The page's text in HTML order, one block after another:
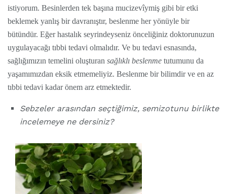
istiyorum. Besinlerden tek başına mucizevîymiş gibi bir etki
beklemek yanlış bir davranıştır, beslenme her yönüyle bir
bütündür. Eğer hastalık seyrindeyseniz önceliğiniz doktorunuzun
uygulayacağı tıbbi tedavi olmalıdır. Ve bu tedavi esnasında,
sağlığımızın temelini oluşturan sağlıklı beslenme tutumunu da
yaşamımızdan eksik etmemeliyiz. Beslenme bir bilimdir ve en az
tıbbi tedavi kadar önem arz etmektedir.
Sebzeler arasından seçtiğimiz, semizotunu birlikte
incelemeye ne dersiniz?